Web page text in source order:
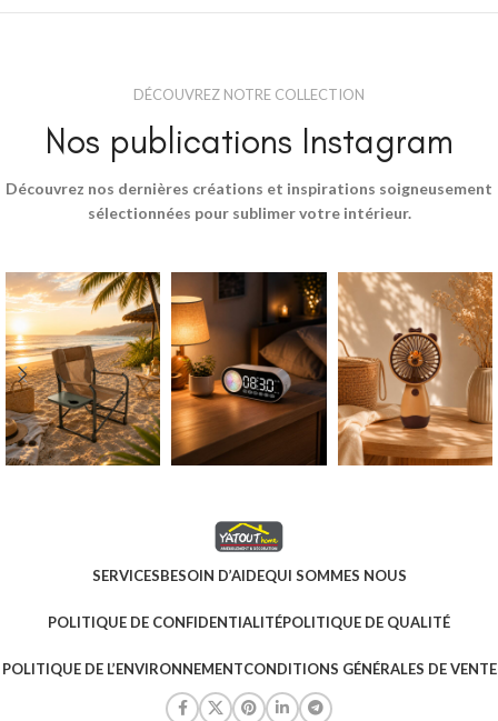
DÉCOUVREZ NOTRE COLLECTION
Nos publications Instagram
Découvrez nos dernières créations et inspirations soigneusement
sélectionnées pour sublimer votre intérieur.
SERVICESBESOIN D’AIDEQUI SOMMES NOUS
POLITIQUE DE CONFIDENTIALITÉPOLITIQUE DE QUALITÉ
POLITIQUE DE L’ENVIRONNEMENTCONDITIONS GÉNÉRALES DE VENTE